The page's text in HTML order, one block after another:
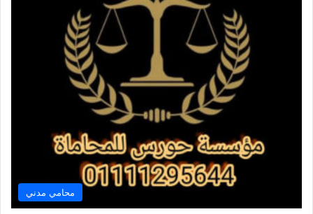
محامي مدني